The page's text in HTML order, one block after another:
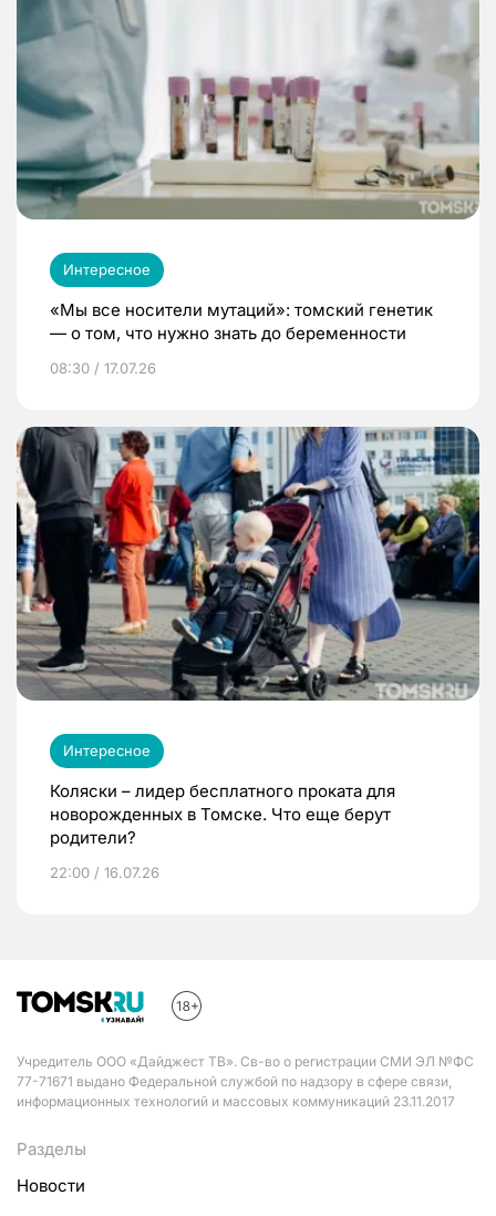
Интересное
«Мы все носители мутаций»: томский генетик
— о том, что нужно знать до беременности
08:30 / 17.07.26
Интересное
Коляски – лидер бесплатного проката для
новорожденных в Томске. Что еще берут
родители?
22:00 / 16.07.26
Учредитель ООО «Дайджест ТВ». Св-во о регистрации СМИ ЭЛ №ФС
77-71671 выдано Федеральной службой по надзору в сфере связи,
информационных технологий и массовых коммуникаций 23.11.2017
Разделы
Новости